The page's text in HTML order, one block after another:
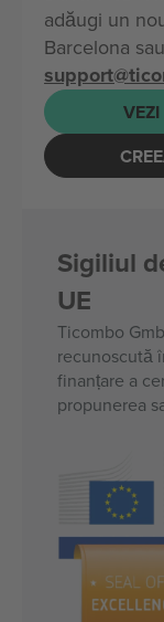
adăugi un
Barcelona
Sigiliul
UE
Ticombo
recunoscută
finanțare a
propunerea